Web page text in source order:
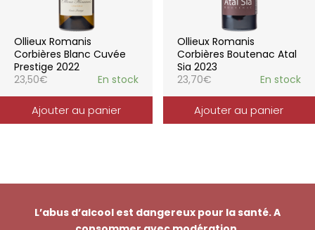
Ollieux Romanis
Corbières Blanc Cuvée
Prestige 2022
23,50€ En stock
Ajouter au panier
Ollieux Romanis
Corbières Boutenac Atal
Sia 2023
23,70€ En stock
Ajouter au panier
L’abus d’alcool est dangereux pour la santé. A